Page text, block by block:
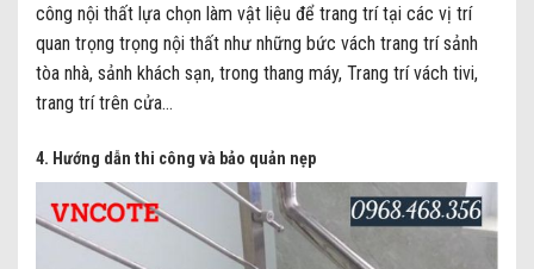
công nội thất lựa chọn làm vật liệu để trang trí tại các vị trí
quan trọng trọng nội thất như những bức vách trang trí sảnh
tòa nhà, sảnh khách sạn, trong thang máy, Trang trí vách tivi,
trang trí trên cửa…
4. Hướng dẫn thi công và bảo quản nẹp